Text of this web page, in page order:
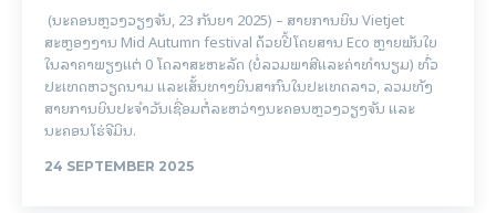
(ນະຄອນຫຼວງວຽງຈັນ, 23 ກັນຍາ 2025) – ສາຍການບິນ Vietjet
ສະຫຼອງງານ Mid Autumn festival ດ້ວຍປີ້ໂດຍສານ Eco ຫຼາຍພັນໃບ
ໃນລາຄາພຽງແຕ່ 0 ໂດລາສະຫະລັດ (ບໍ່ລວມພາສີແລະຄ່າທໍານຽມ) ທົ່ວ
ປະເທດຫວຽດນາມ ແລະເສັ້ນທາງບິນສາກົນໃນປະເທດລາວ, ລວມທັງ
ສາຍການບິນປະຈໍາວັນເຊື່ອມຕໍ່ລະຫວ່າງນະຄອນຫຼວງວຽງຈັນ ແລະ
ນະຄອນໂຮ່ຈີມິນ.
24 SEPTEMBER 2025